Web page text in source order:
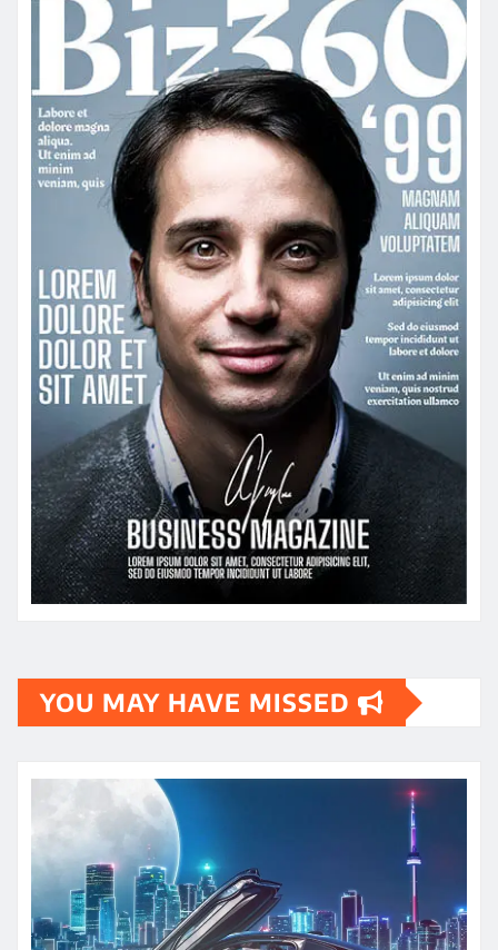
YOU MAY HAVE MISSED